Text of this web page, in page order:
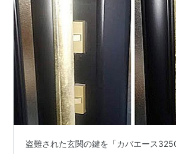
盗難された玄関の鍵を「カバエース